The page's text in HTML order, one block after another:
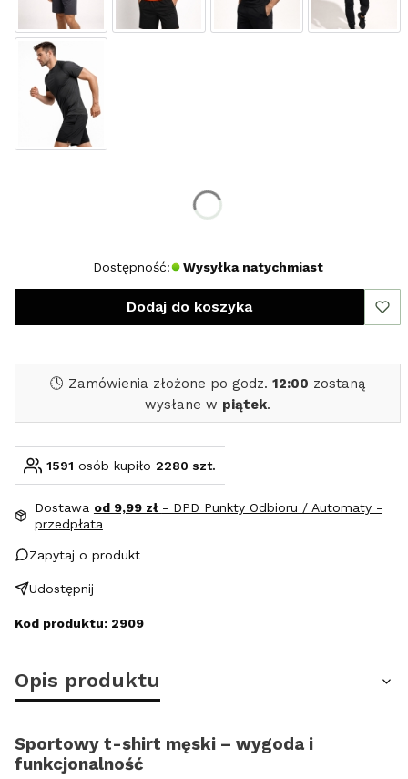
Dostępność: Wysyłka natychmiast
Dodaj do koszyka
🕓 Zamówienia złożone po godz. 12:00 zostaną
wysłane w piątek.
1591 osób kupiło 2280 szt.
Dostawa od 9,99 zł - DPD Punkty Odbioru / Automaty -
przedpłata
Zapytaj o produkt
Udostępnij
Kod produktu: 2909
Opis produktu
Sportowy t-shirt męski – wygoda i
funkcjonalność